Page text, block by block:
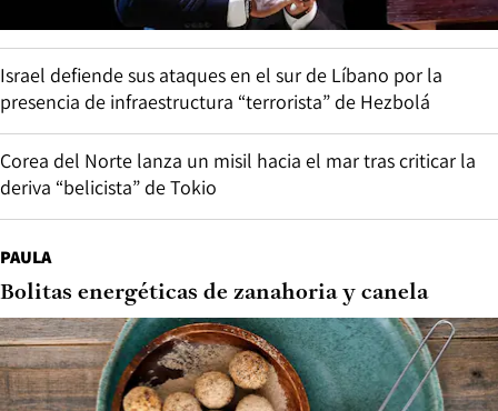
Israel defiende sus ataques en el sur de Líbano por la
presencia de infraestructura “terrorista” de Hezbolá
Corea del Norte lanza un misil hacia el mar tras criticar la
deriva “belicista” de Tokio
PAULA
Bolitas energéticas de zanahoria y canela